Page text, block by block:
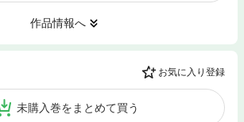
作品情報へ
お気に入り登録
未購入巻をまとめて買う